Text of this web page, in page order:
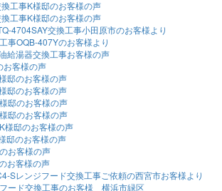
工事K様邸のお客様の声
工事K様邸のお客様の声
4704SAY交換工事小田原市のお客様より
事OQB-407Yのお客様より
給湯器交換工事お客様の声
お客様の声
邸のお客様の声
邸のお客様の声
邸のお客様の声
邸のお客様の声
邸のお客様の声
邸のお客様の声
お客様の声
お客様の声
Sレンジフード交換工事ご依頼の西宮市お客様より
ード交換工事のお客様 横浜市緑区